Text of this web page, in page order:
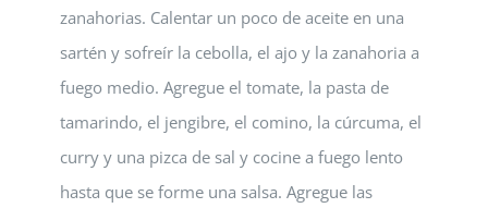
zanahorias. Calentar un poco de aceite en una
sartén y sofreír la cebolla, el ajo y la zanahoria a
fuego medio. Agregue el tomate, la pasta de
tamarindo, el jengibre, el comino, la cúrcuma, el
curry y una pizca de sal y cocine a fuego lento
hasta que se forme una salsa. Agregue las